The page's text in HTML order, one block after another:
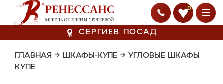
0
СЕРГИЕВ ПОСАД
ГЛАВНАЯ → ШКАФЫ-КУПЕ → УГЛОВЫЕ ШКАФЫ
КУПЕ